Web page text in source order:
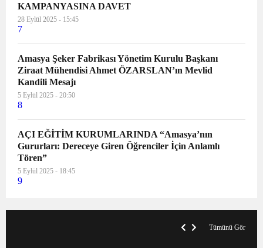
KAMPANYASINA DAVET
28 Eylül 2025 - 15:45
7
Amasya Şeker Fabrikası Yönetim Kurulu Başkanı
Ziraat Mühendisi Ahmet ÖZARSLAN’ın Mevlid
Kandili Mesajı
5 Eylül 2025 - 20:50
8
AÇI EĞİTİM KURUMLARINDA “Amasya’nın
Gururları: Dereceye Giren Öğrenciler İçin Anlamlı
Tören”
5 Eylül 2025 - 18:45
9
Tümünü Gör